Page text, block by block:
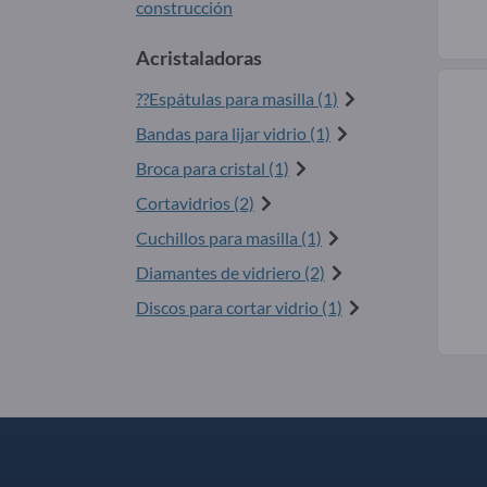
construcción
Acristaladoras
??Espátulas para masilla (1)
Bandas para lijar vidrio (1)
Broca para cristal (1)
Cortavidrios (2)
Cuchillos para masilla (1)
Diamantes de vidriero (2)
Discos para cortar vidrio (1)